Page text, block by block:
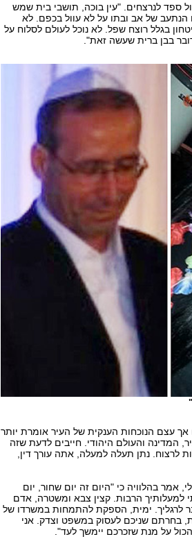
לנרצחים. "עין בוכה, תושבי בית שמש
הנתעב של אב ובתו על לא עוול בכפם. לא
בגלל רוצח שפל. לא נוכל לעולם לסלוח על
בבן ברית שעשה זאת".
עצם הנוכחות הענקית של העיר אומרת יותר
המדינה והעולם היהודי. חייבים לדעת שזה
לרצוח. נתן תעלה למעלה, אתה עורך דין,
אמר בהלוויה כי "היום זה יום שחור, יום
למעלותיך הרבות. קצין צבא ומשטרה, אדם
לרגליך. ימית, הספקת להתמחות במשרדו של
בחרתם שניכם לעסוק במשפט וצדק. אני
על מנת שזכרכם יימשך לעד".